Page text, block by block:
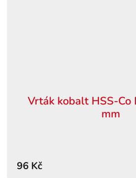
Vrták kobalt HSS-Co
mm
96 Kč